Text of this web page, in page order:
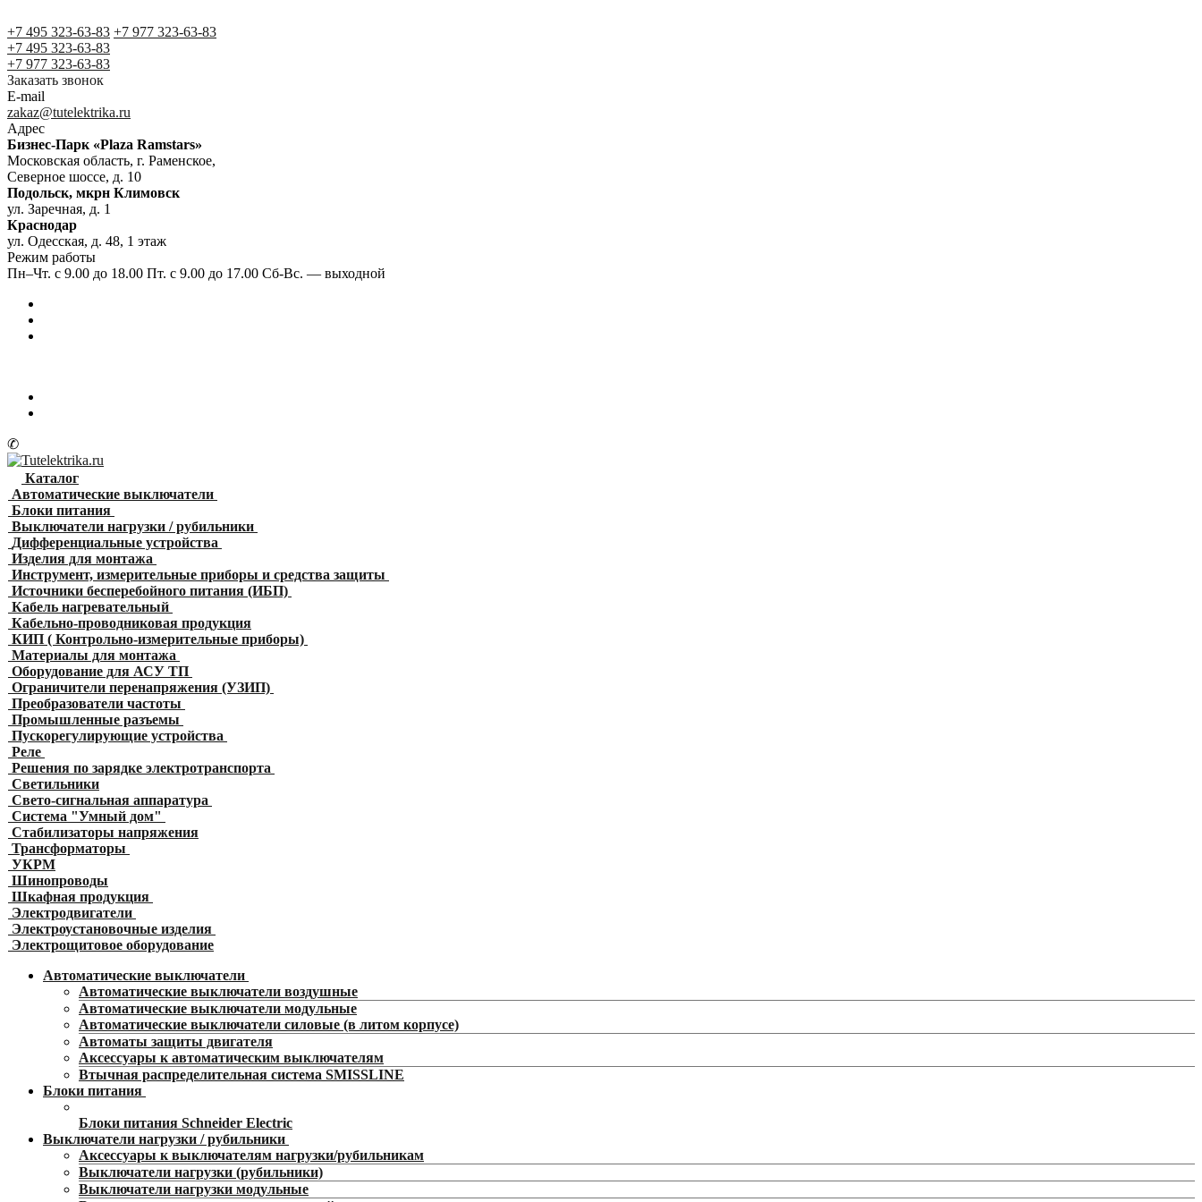
+7 495 323-63-83 +7 977 323-63-83
+7 495 323-63-83
+7 977 323-63-83
Заказать звонок
E-mail
zakaz@tutelektrika.ru
Адрес
Бизнес-Парк «Plaza Ramstars»
Московская область, г. Раменское,
Северное шоссе, д. 10
Подольск, мкрн Климовск
ул. Заречная, д. 1
Краснодар
ул. Одесская, д. 48, 1 этаж
Режим работы
Пн–Чт. с 9.00 до 18.00 Пт. с 9.00 до 17.00 Сб-Вс. — выходной
✆
Каталог
Автоматические выключатели
Блоки питания
Выключатели нагрузки / рубильники
Дифференциальные устройства
Изделия для монтажа
Инструмент, измерительные приборы и средства защиты
Источники бесперебойного питания (ИБП)
Кабель нагревательный
Кабельно-проводниковая продукция
КИП ( Контрольно-измерительные приборы)
Материалы для монтажа
Оборудование для АСУ ТП
Ограничители перенапряжения (УЗИП)
Преобразователи частоты
Промышленные разъемы
Пускорегулирующие устройства
Реле
Решения по зарядке электротранспорта
Светильники
Свето-сигнальная аппаратура
Система "Умный дом"
Стабилизаторы напряжения
Трансформаторы
УКРМ
Шинопроводы
Шкафная продукция
Электродвигатели
Электроустановочные изделия
Электрощитовое оборудование
Автоматические выключатели
Автоматические выключатели воздушные
Автоматические выключатели модульные
Автоматические выключатели силовые (в литом корпусе)
Автоматы защиты двигателя
Аксессуары к автоматическим выключателям
Втычная распределительная система SMISSLINE
Блоки питания
Блоки питания Schneider Electric
Выключатели нагрузки / рубильники
Аксессуары к выключателям нагрузки/рубильникам
Выключатели нагрузки (рубильники)
Выключатели нагрузки модульные